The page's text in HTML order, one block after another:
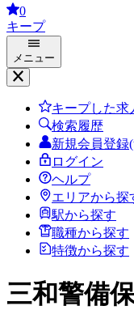
0
キープ
メニュー
キープした求
検索履歴
新規会員登録
ログイン
ヘルプ
エリアから探
駅から探す
職種から探す
特徴から探す
三和警備